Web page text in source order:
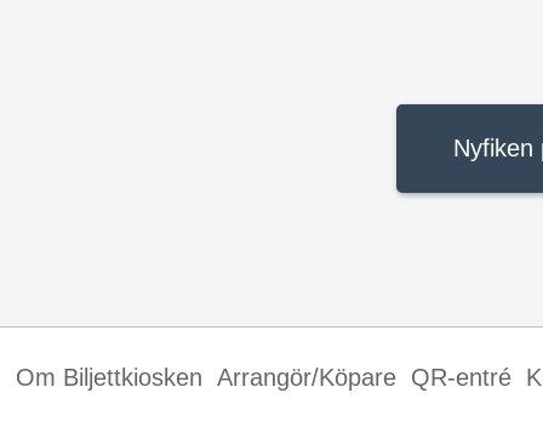
Nyfiken
Om Biljettkiosken Arrangör/Köpare QR-entré